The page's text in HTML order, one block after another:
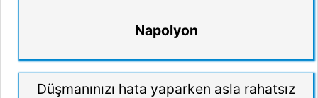
Napolyon
Düşmanınızı hata yaparken asla rahatsız